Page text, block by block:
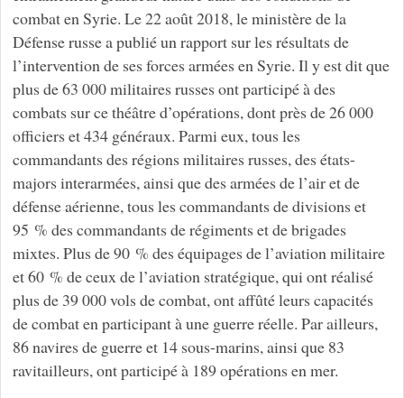
combat en Syrie. Le 22 août 2018, le ministère de la
Défense russe a publié un rapport sur les résultats de
l’intervention de ses forces armées en Syrie. Il y est dit que
plus de 63 000 militaires russes ont participé à des
combats sur ce théâtre d’opérations, dont près de 26 000
officiers et 434 généraux. Parmi eux, tous les
commandants des régions militaires russes, des états-
majors interarmées, ainsi que des armées de l’air et de
défense aérienne, tous les commandants de divisions et
95 % des commandants de régiments et de brigades
mixtes. Plus de 90 % des équipages de l’aviation militaire
et 60 % de ceux de l’aviation stratégique, qui ont réalisé
plus de 39 000 vols de combat, ont affûté leurs capacités
de combat en participant à une guerre réelle. Par ailleurs,
86 navires de guerre et 14 sous-marins, ainsi que 83
ravitailleurs, ont participé à 189 opérations en mer.